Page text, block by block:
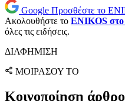
Google Προσθέστε το
Ακολουθήστε το ENIKOS στο
όλες τις ειδήσεις.
ΔΙΑΦΗΜΙΣΗ
ΜΟΙΡΑΣΟΥ ΤΟ
Κοινοποίηση